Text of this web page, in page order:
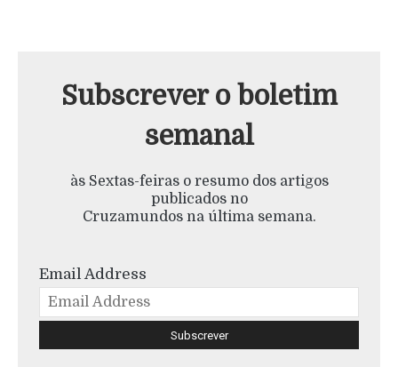
Subscrever o boletim
semanal
às Sextas-feiras o resumo dos artigos
publicados no
Cruzamundos na última semana.
Email Address